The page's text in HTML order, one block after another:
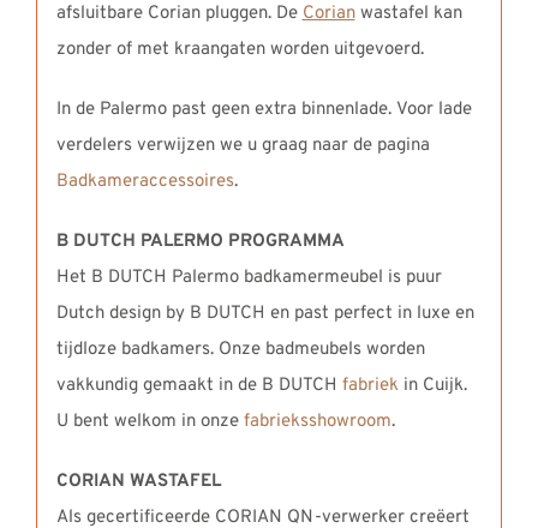
afsluitbare Corian pluggen. De Corianwastafel kan
zonder of met kraangaten worden uitgevoerd.
In de Palermo past geen extra binnenlade. Voor lade
verdelers verwijzen we u graag naar de pagina
Badkameraccessoires.
B DUTCH PALERMO PROGRAMMA
Het B DUTCH Palermo badkamermeubel is puur
Dutch design by B DUTCH en past perfect in luxe en
tijdloze badkamers. Onze badmeubels worden
vakkundig gemaakt in de B DUTCH fabriekin Cuijk.
U bent welkom in onze fabrieksshowroom.
CORIAN WASTAFEL
Als gecertificeerde CORIAN QN-verwerker creëert